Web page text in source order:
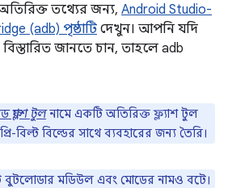
তথ্যের জন্য, Android Studio-
(adb) পৃষ্ঠাটি দেখুন। আপনি যদি
জানতে চান, তাহলে adb
ফ্ল্যাশ টুলনামে একটি অতিরিক্ত ফ্ল্যাশ টুল
বিল্ট বিল্ডের সাথে ব্যবহারের জন্য তৈরি।
বুটলোডার মডিউল এবং মোডের নামও বটে।